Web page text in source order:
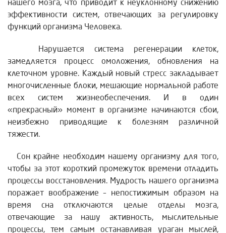
нашего мозга, что приводит к неуклонному снижению
эффективности систем, отвечающих за регулировку
функций организма Человека.
Нарушается система регенерации клеток,
замедляется процесс омоложения, обновления на
клеточном уровне. Каждый новый стресс закладывает
многочисленные блоки, мешающие нормальной работе
всех систем жизнеобеспечения. И в один
«прекрасный» момент в организме начинаются сбои,
неизбежно приводящие к болезням различной
тяжести.
Сон крайне необходим нашему организму для того,
чтобы за этот короткий промежуток времени отладить
процессы восстановления. Мудрость нашего организма
поражает воображение – непостижимым образом на
время сна отключаются целые отделы мозга,
отвечающие за нашу активность, мыслительные
процессы, тем самым останавливая ураган мыслей,